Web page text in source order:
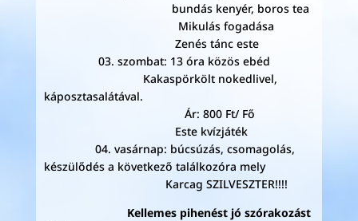
bundás kenyér, boros tea
Mikulás fogadása
Zenés tánc este
03. szombat: 13 óra közös ebéd
Kakaspörkölt nokedlivel,
káposztasalátával.
Ár: 800 Ft/ Fő
Este kvízjáték
04. vasárnap: búcsúzás, csomagolás,
készülődés a következő találkozóra mely
Karcag SZILVESZTER!!!!
Kellemes pihenést jó szórakozást